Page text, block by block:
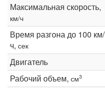
Максимальная скорость,
км/ч
Время разгона до 100 км/
ч, сек
Двигатель
Рабочий объем, см3